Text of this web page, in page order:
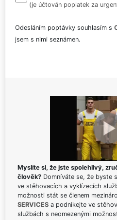
(je účtován poplatek za
Odesláním poptávky souhlasím s
jsem s nimi seznámen.
Myslíte si, že jste spolehlivý,
člověk? Domníváte se, že byste
ve stěhovacích a vyklízecích
možnosti stát se členem
SERVICES a podnikejte ve
službách s neomezenými